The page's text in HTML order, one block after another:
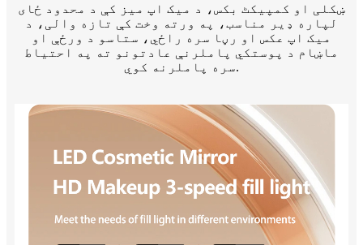
ښکلی او کمپیکٹ بکس، د میک اپ میز کې د محدود ځای
لپاره ډیر مناسب، په ورته وخت کې تازه والی، د
میک اپ عکس او رڼا سره راځي، ستاسو د ورځې او
ماښام د پوستکي پاملرنې عادتونو ته په احتیاط
سره پاملرنه کوي.